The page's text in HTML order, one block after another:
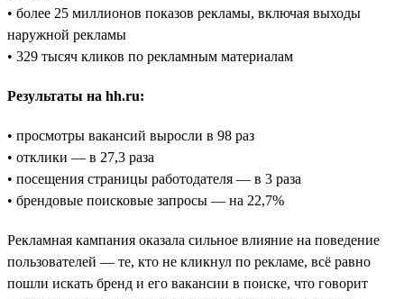
• более 25 миллионов показов рекламы, включая выходы
наружной рекламы
• 329 тысяч кликов по рекламным материалам
Результаты на hh.ru:
• просмотры вакансий выросли в 98 раз
• отклики — в 27,3 раза
• посещения страницы работодателя — в 3 раза
• брендовые поисковые запросы — на 22,7%
Рекламная кампания оказала сильное влияние на поведение
пользователей — те, кто не кликнул по рекламе, всё равно
пошли искать бренд и его вакансии в поиске, что говорит